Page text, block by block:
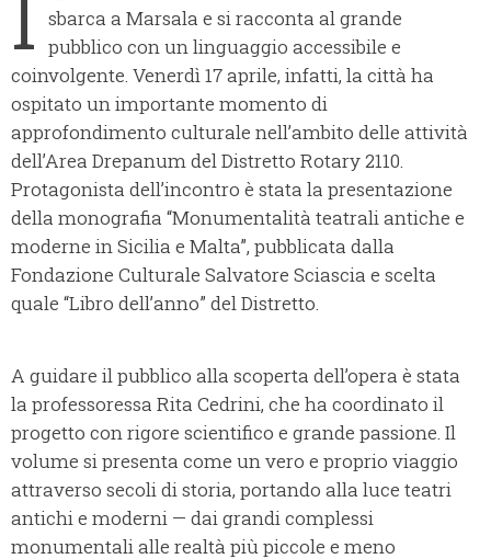
sbarca a Marsala e si racconta al grande
pubblico con un linguaggio accessibile e
coinvolgente. Venerdì 17 aprile, infatti, la città ha
ospitato un importante momento di
approfondimento culturale nell’ambito delle attività
dell’Area Drepanum del Distretto Rotary 2110.
Protagonista dell’incontro è stata la presentazione
della monografia “Monumentalità teatrali antiche e
moderne in Sicilia e Malta”, pubblicata dalla
Fondazione Culturale Salvatore Sciascia e scelta
quale “Libro dell’anno” del Distretto.
A guidare il pubblico alla scoperta dell’opera è stata
la professoressa Rita Cedrini, che ha coordinato il
progetto con rigore scientifico e grande passione. Il
volume si presenta come un vero e proprio viaggio
attraverso secoli di storia, portando alla luce teatri
antichi e moderni — dai grandi complessi
monumentali alle realtà più piccole e meno